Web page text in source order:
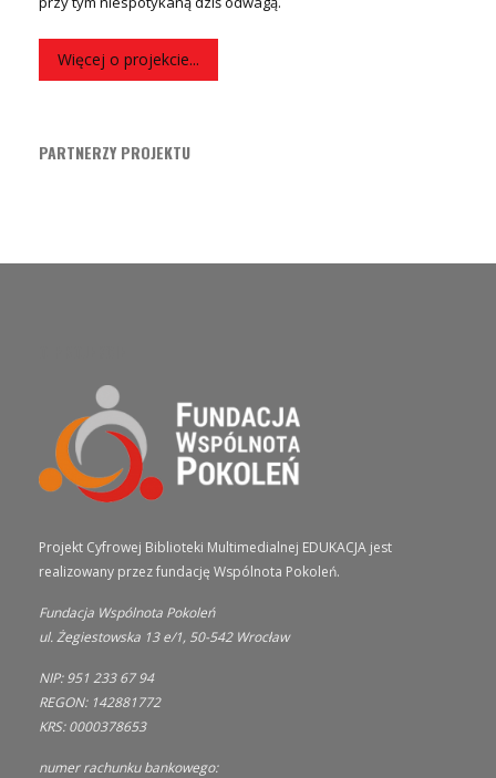
Więcej o projekcie...
PARTNERZY PROJEKTU
Projekt Cyfrowej Biblioteki Multimedialnej EDUKACJA jest
realizowany przez fundację Wspólnota Pokoleń.
Fundacja Wspólnota Pokoleń
ul. Żegiestowska 13 e/1, 50-542 Wrocław
NIP: 951 233 67 94
REGON: 142881772
KRS: 0000378653
numer rachunku bankowego: